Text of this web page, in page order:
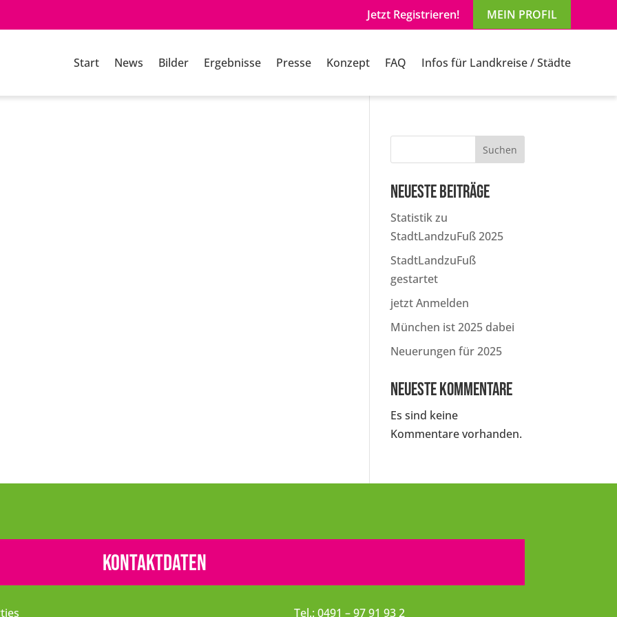
Jetzt Registrieren! MEIN PROFIL
Start News Bilder Ergebnisse Presse Konzept FAQ Infos für Landkreise / Städte
Suchen
Neueste Beiträge
Statistik zu
StadtLandzuFuß 2025
StadtLandzuFuß
gestartet
jetzt Anmelden
München ist 2025 dabei
Neuerungen für 2025
Neueste Kommentare
Es sind keine
Kommentare vorhanden.
Kontaktdaten
Tel.: 0491 – 97 91 93 2